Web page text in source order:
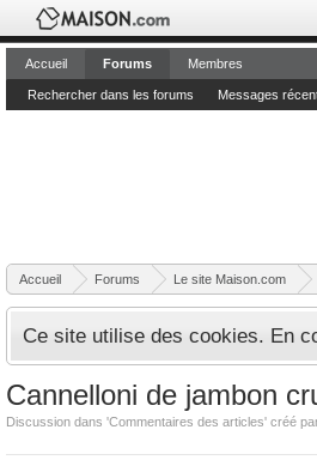
Accueil Forums Le site Maison.com
Ce site utilise des cookies. En
Cannelloni de jambon
Discussion dans 'Commentaires des articles' créé
Accueil Forums
Rechercher dans les forums Messages
Membres